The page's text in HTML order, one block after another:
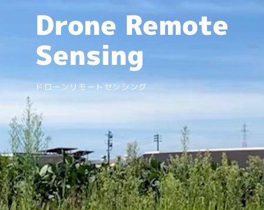
Drone Remote
Sensing
ドローンリモートセンシング